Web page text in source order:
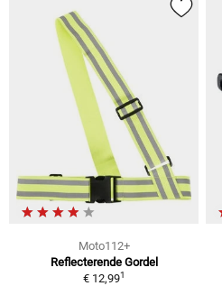
Moto112+
Reflecterende Gordel
€ 12,991